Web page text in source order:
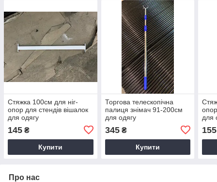
Стяжка 100см для ніг-
опор для стендів вішалок
для одягу
145 ₴
Купити
Торгова телескопічна
палиця знімач 91-200см
для одягу
345₴
Купити
для
155
Про нас